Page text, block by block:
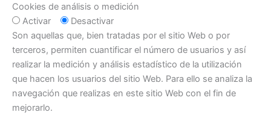
Cookies de análisis o medición
Activar
Desactivar
Son aquellas que, bien tratadas por el sitio Web o por
terceros, permiten cuantificar el número de usuarios y así
realizar la medición y análisis estadístico de la utilización
que hacen los usuarios del sitio Web. Para ello se analiza la
navegación que realizas en este sitio Web con el fin de
mejorarlo.